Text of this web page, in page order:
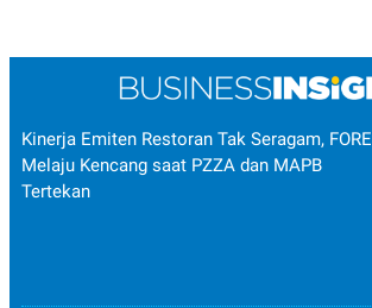
Kinerja Emiten Restoran Tak Seragam, FORE
Melaju Kencang saat PZZA dan MAPB
Tertekan